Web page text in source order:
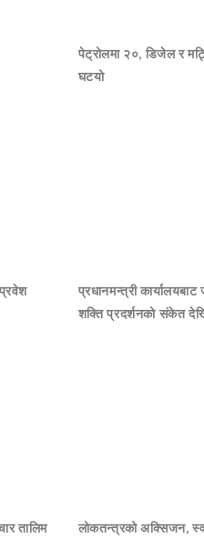
पेट्रोलमा २०, डिजेल र
घटयो
प्रधानमन्त्री
शक्ति प्रदर्शनको संकेत
तालिम
लोकतन्त्रको अक्सिजन,